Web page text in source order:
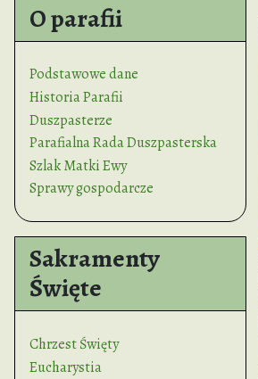
O parafii
Podstawowe dane
Historia Parafii
Duszpasterze
Parafialna Rada Duszpasterska
Szlak Matki Ewy
Sprawy gospodarcze
Sakramenty
Święte
Chrzest Święty
Eucharystia